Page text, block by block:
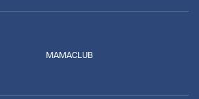
MAMACLUB